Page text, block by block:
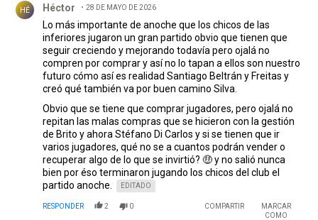
HÉ Héctor 28 DE MAYO DE 2026
Lo más importante de anoche que los chicos de las
inferiores jugaron un gran partido obvio que tienen que
seguir creciendo y mejorando todavía pero ojalá no
compren por comprar y así no lo tapan a ellos son nuestro
futuro cómo así es realidad Santiago Beltrán y Freitas y
creó qué también va por buen camino Silva.
Obvio que se tiene que comprar jugadores, pero ojalá no
repitan las malas compras que se hicieron con la gestión
de Brito y ahora Stéfano Di Carlos y si se tienen que ir
varios jugadores, qué no se a cuantos podrán vender o
recuperar algo de lo que se invirtió? 🤑 y no salió nunca
bien por éso terminaron jugando los chicos del club el
partido anoche.
EDITADO
RESPONDER 2 0 COMPARTIR
MARCAR
COMO